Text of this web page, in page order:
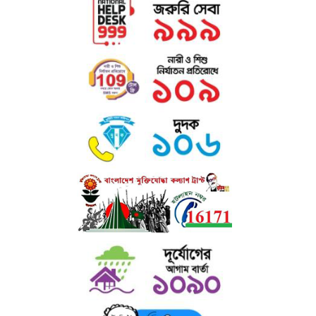
ক্যাটালগার শিক্ষার্থীদের সর্বাত্মক সহযোগিতা করে থাকেন।
খ) মিলনায়তন : কলেজে অধ্যয়নরত ছাত্র ও ছাত্রীদের জন্য দুটি পৃথক মিলনায়তন
এতে শিক্ষার্থীদের সহপাঠক্রমিক শিক্ষা উপকরণ, চলমান পত্র-পত্রিকা, সাময়িকী,
গেইম ও বিনোদনের সু-ব্যবস্থা আছে।
গ) রোভার স্কাউট ও রেঞ্জার গাইড : কলেজে ছাত্রদের জন্য রোভার স্কাউট এবং
ছাত্রীদের জন্য রেঞ্জার গাইড প্রোগ্রাম চালু আছে। এসব প্রোগ্রামে দুইজন প্রশিক্ষণপ্রাপ্ত
শিক্ষক দায়িত্বরত আছেন।
ঘ) উপবৃত্তি ঃ কলেজের উল্লেখযোগ্য সংখ্যক ছাত্র-ছাত্রীদের আর্থিক অবস্থা, মেধা,
পাঠোন্নতি, সদাচার ইত্যাদি বিবেচনা করে উপবৃত্তি প্রদান করা হয় ।
ঙ) মাল্টিমিডিয়া ক্লাসরুম : অত্যাধুনিক মাল্টিমিডিয়া ক্লাসরুমের মাধ্যমে কলেজে
কন্টেইনসহ শ্রেণি পাঠক্রমের প্রতি শিক্ষার্থীদের অধিকতর মনোযোগ আকৃষ্ট
চ) শেখ রাসেল ডিজিটাল ল্যাব : কলেজে স্থাপিত শেখ রাসেল ডিজিটাল ল্যাব-এ বিপুল
সংখ্যক ল্যাপটপ, প্রজেক্টর ও অন্যান্য ইলেকট্রনিক সরঞ্জামের মাধ্যমে ভর্তিকৃত শিক্ষার্থী
ছাড়াও এলাকার আগ্রহী জনগণের জন্য কম্পিউটারসহ সব ধরণের উন্নত ডিভাইস
প্রশিক্ষণের ব্যবস্থা আছে।
ছ) প্রতিবন্ধী সহায়তা ঃ প্রতিবন্ধী শিক্ষার্থীদের জন্য উচ্চ মাধ্যমিক, স্নাতক (পাস) ও
অনার্স পর্যায়ে বিনাবেতনে অধ্যয়নের সু-ব্যবস্থা আছে। তাছাড়া প্রতিবন্ধী শিক্ষার্থীদের
উপবৃত্তি - প্রদানসহ বিনামূল্যে শিক্ষা উপকরণ সরবরাহ করা হয়।